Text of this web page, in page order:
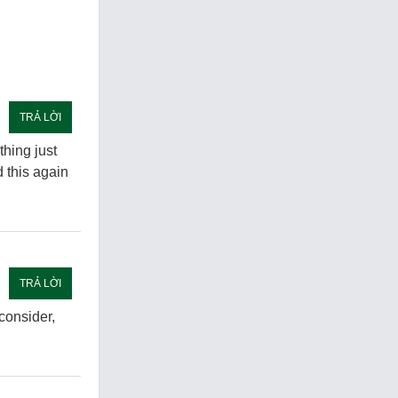
TRẢ LỜI
just
this again
TRẢ LỜI